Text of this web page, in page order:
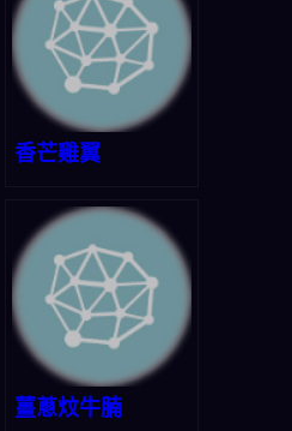
香芒雞翼
薑蔥炆牛腩